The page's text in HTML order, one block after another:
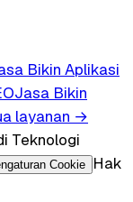
Bikin Aplikasi
Jasa Bikin
layanan →
Teknologi
Cookie
Hak